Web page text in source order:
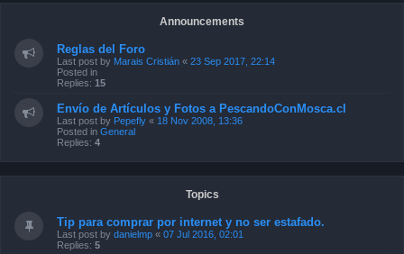
Announcements
Reglas del Foro
Last post by Marais Cristián « 23 Sep 2017, 22:14
Posted in
Replies: 15
Envío de Artículos y Fotos a PescandoConMosca.cl
Last post by Pepefly « 18 Nov 2008, 13:36
Posted in General
Replies: 4
Topics
Tip para comprar por internet y no ser estafado.
Last post by danielmp « 07 Jul 2016, 02:01
Replies: 5